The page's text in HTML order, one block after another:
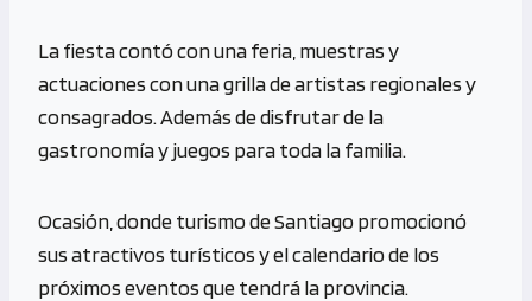
La fiesta contó con una feria, muestras y
actuaciones con una grilla de artistas regionales y
consagrados. Además de disfrutar de la
gastronomía y juegos para toda la familia.
Ocasión, donde turismo de Santiago promocionó
sus atractivos turísticos y el calendario de los
próximos eventos que tendrá la provincia.